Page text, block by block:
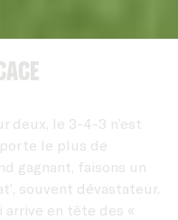
deux, le 3-4-3 n’est
le plus de
gagnant, faisons un
souvent dévastateur.
arrive en tête des «